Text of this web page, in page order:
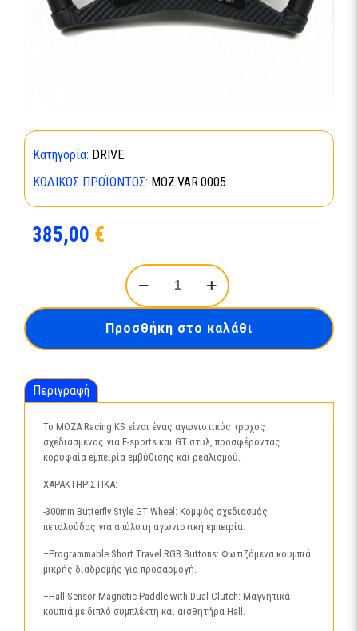
Κατηγορία: DRIVE
ΚΩΔΙΚΌΣ ΠΡΟΪΌΝΤΟΣ: MOZ.VAR.0005
385,00 €
MOZA
SIM
RACING,
STEERING
WHEEL(
Προσθήκη στο καλάθι
Περιγραφή
Το MOZA Racing KS είναι ένας αγωνιστικός τροχός
σχεδιασμένος για E-sports και GT στυλ, προσφέροντας
κορυφαία εμπειρία εμβύθισης και ρεαλισμού.
ΧΑΡΑΚΤΗΡΙΣΤΙΚΑ:
-300mm Butterfly Style GT Wheel: Κομψός σχεδιασμός
πεταλούδας για απόλυτη αγωνιστική εμπειρία.
–Programmable Short Travel RGB Buttons: Φωτιζόμενα κουμπιά
μικρής διαδρομής για προσαρμογή.
–Hall Sensor Magnetic Paddle with Dual Clutch: Μαγνητικά
κουπιά με διπλό συμπλέκτη και αισθητήρα Hall.